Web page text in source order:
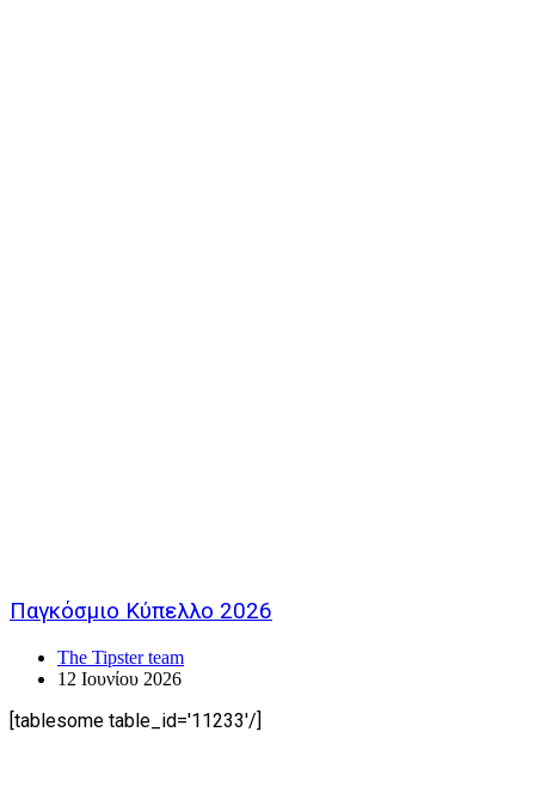
Παγκόσμιο Κύπελλο 2026
The Tipster team
12 Ιουνίου 2026
[tablesome table_id='11233'/]